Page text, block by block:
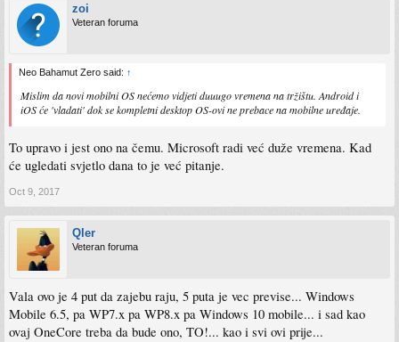
zoi
Veteran foruma
Neo Bahamut Zero said: ↑
Mislim da novi mobilni OS nećemo vidjeti duuugo vremena na tržištu. Android i
iOS će 'vladati' dok se kompletni desktop OS-ovi ne prebace na mobilne uređaje.
To upravo i jest ono na čemu. Microsoft radi već duže vremena. Kad
će ugledati svjetlo dana to je već pitanje.
Oct 9, 2017
Qler
Veteran foruma
Vala ovo je 4 put da zajebu raju, 5 puta je vec previse... Windows
Mobile 6.5, pa WP7.x pa WP8.x pa Windows 10 mobile... i sad kao
ovaj OneCore treba da bude ono, TO!... kao i svi ovi prije...